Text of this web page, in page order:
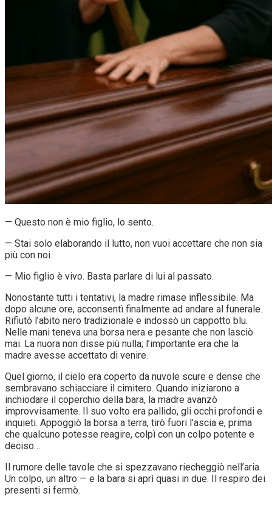
— Questo non è mio figlio, lo sento.
— Stai solo elaborando il lutto, non vuoi accettare che non sia
più con noi.
— Mio figlio è vivo. Basta parlare di lui al passato.
Nonostante tutti i tentativi, la madre rimase inflessibile. Ma
dopo alcune ore, acconsentì finalmente ad andare al funerale.
Rifiutò l’abito nero tradizionale e indossò un cappotto blu.
Nelle mani teneva una borsa nera e pesante che non lasciò
mai. La nuora non disse più nulla; l’importante era che la
madre avesse accettato di venire.
Quel giorno, il cielo era coperto da nuvole scure e dense che
sembravano schiacciare il cimitero. Quando iniziarono a
inchiodare il coperchio della bara, la madre avanzò
improvvisamente. Il suo volto era pallido, gli occhi profondi e
inquieti. Appoggiò la borsa a terra, tirò fuori l’ascia e, prima
che qualcuno potesse reagire, colpì con un colpo potente e
deciso…
Il rumore delle tavole che si spezzavano riecheggiò nell’aria.
Un colpo, un altro — e la bara si aprì quasi in due. Il respiro dei
presenti si fermò.